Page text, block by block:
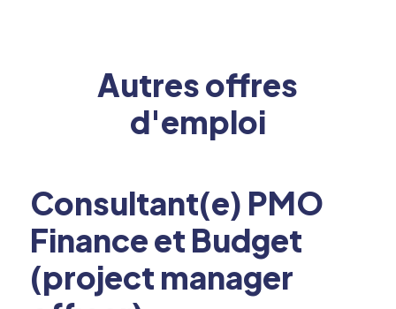
Autres offres
d'emploi
Consultant(e) PMO
Finance et Budget
(project manager